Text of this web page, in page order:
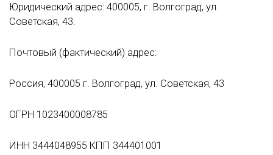
Юридический адрес: 400005, г. Волгоград, ул.
Советская, 43.
Почтовый (фактический) адрес:
Россия, 400005 г. Волгоград, ул. Советская, 43
ОГРН 1023400008785
ИНН 3444048955 КПП 344401001